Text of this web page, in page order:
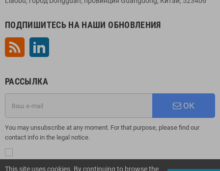
ПОДПИШИТЕСЬ НА НАШИ ОБНОВЛЕНИЯ
Rss
РАССЫЛКА
ОК
You may unsubscribe at any moment. For that purpose, please find our
contact info in the legal notice.
This site uses cookies. By continuing to browse the